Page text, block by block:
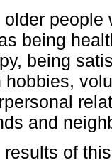
older people
being
being
hobbies,
and
results of